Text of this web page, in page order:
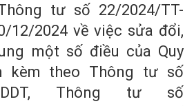
tư số 22/2024/TT-
12/2024 về việc sửa đổi,
một số điều của Quy
kèm theo Thông tư số
Thông tư số